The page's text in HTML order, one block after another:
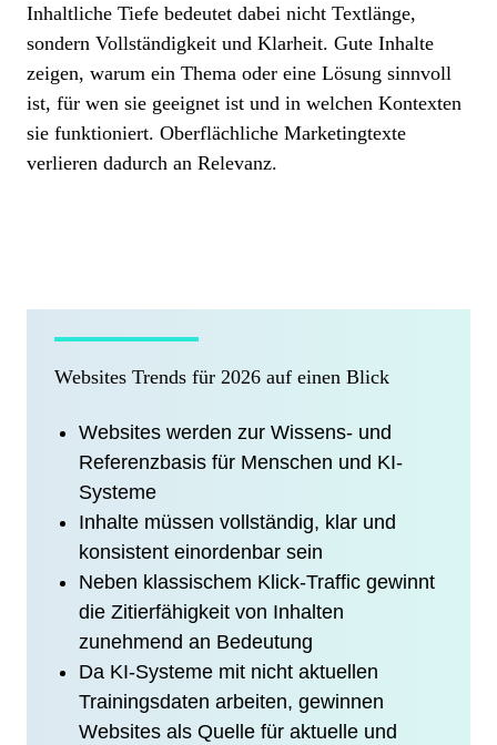
Inhaltliche Tiefe bedeutet dabei nicht Textlänge,
sondern Vollständigkeit und Klarheit. Gute Inhalte
zeigen, warum ein Thema oder eine Lösung sinnvoll
ist, für wen sie geeignet ist und in welchen Kontexten
sie funktioniert. Oberflächliche Marketingtexte
verlieren dadurch an Relevanz.
Websites Trends für 2026 auf einen Blick
Websites werden zur Wissens- und
Referenzbasis für Menschen und KI-
Systeme
Inhalte müssen vollständig, klar und
konsistent einordenbar sein
Neben klassischem Klick-Traffic gewinnt
die Zitierfähigkeit von Inhalten
zunehmend an Bedeutung
Da KI-Systeme mit nicht aktuellen
Trainingsdaten arbeiten, gewinnen
Websites als Quelle für aktuelle und